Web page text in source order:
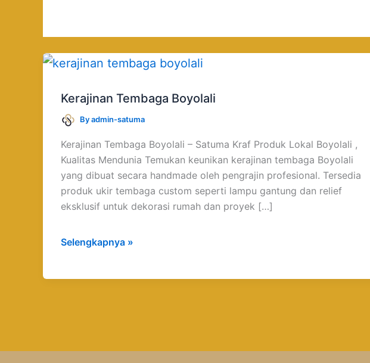
Kerajinan Tembaga Boyolali
Byadmin-satuma
Kerajinan Tembaga Boyolali – Satuma Kraf Produk Lokal Boyolali ,
Kualitas Mendunia Temukan keunikan kerajinan tembaga Boyolali
yang dibuat secara handmade oleh pengrajin profesional. Tersedia
produk ukir tembaga custom seperti lampu gantung dan relief
eksklusif untuk dekorasi rumah dan proyek […]
Kerajinan
Boyolali
Selengkapnya »